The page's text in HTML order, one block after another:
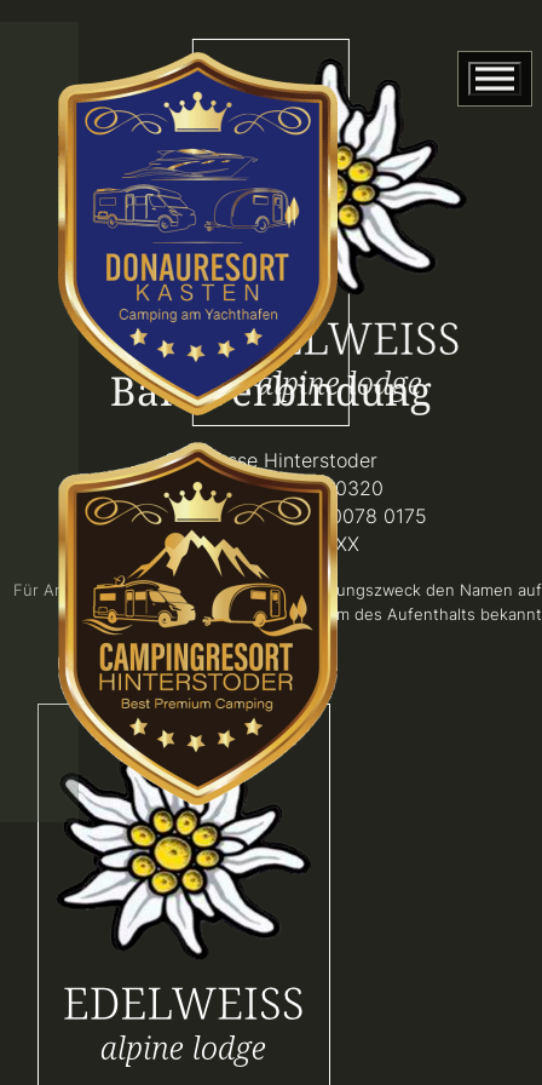
Bankverbindung
Sparkasse Hinterstoder
BKtnr.780175 Blz. 20320
IBAN: AT26 2032 0321 0078 0175
BIC: ASPKAT2LXXX
Für Anzahlungen gib uns bitte im Verwendungszweck den Namen
den Zeitraum des Aufenthalts